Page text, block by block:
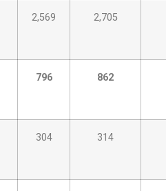
2,569 2,705
796 862
304 314